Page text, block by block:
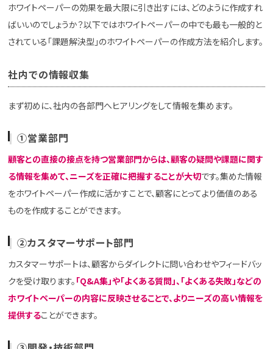
ホワイトペーパーの効果を最大限に引き出すには、どのように作成すれ
ばいいのでしょうか？以下ではホワイトペーパーの中でも最も一般的と
されている「課題解決型」のホワイトペーパーの作成方法を紹介します。
社内での情報収集
まず初めに、社内の各部門へヒアリングをして情報を集めます。
①営業部門
顧客との直接の接点を持つ営業部門からは、顧客の疑問や課題に関す
る情報を集めて、ニーズを正確に把握することが大切です。集めた情報
をホワイトペーパー作成に活かすことで、顧客にとってより価値のある
ものを作成することができます。
②カスタマーサポート部門
カスタマーサポートは、顧客からダイレクトに問い合わせやフィードバッ
クを受け取ります。 「Q&A集」や「よくある質問」、「よくある失敗」などの
ホワイトペーパーの内容に反映させることで、よりニーズの高い情報を
提供することができます。